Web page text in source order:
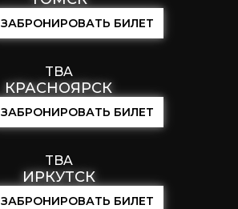
ЗАБРОНИРОВАТЬ БИЛЕТ
TBA
КРАСНОЯРСК
ЗАБРОНИРОВАТЬ БИЛЕТ
TBA
ИРКУТСК
ЗАБРОНИРОВАТЬ БИЛЕТ